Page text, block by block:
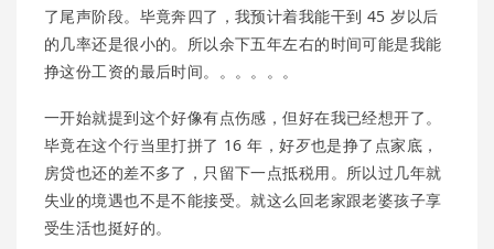
了尾声阶段。毕竟奔四了，我预计着我能干到 45 岁以后
的几率还是很小的。所以余下五年左右的时间可能是我能
挣这份工资的最后时间。。。。。。
一开始就提到这个好像有点伤感，但好在我已经想开了。
毕竟在这个行当里打拼了 16 年，好歹也是挣了点家底，
房贷也还的差不多了，只留下一点抵税用。所以过几年就
失业的境遇也不是不能接受。就这么回老家跟老婆孩子享
受生活也挺好的。